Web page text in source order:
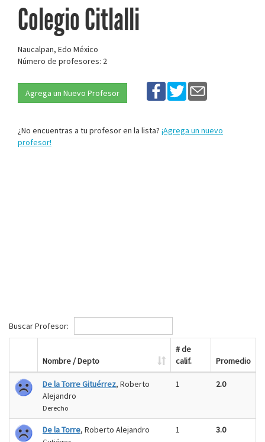
Colegio Citlalli
Naucalpan, Edo México
Número de profesores: 2
Agrega un Nuevo Profesor
¿No encuentras a tu profesor en la lista? ¡Agrega un nuevo
profesor!
Buscar Profesor:
Nombre / Depto
# de
calif.
Promedio
De la Torre Gituérrez, Roberto
Alejandro
Derecho
1 2.0
De la Torre, Roberto Alejandro 1 3.0